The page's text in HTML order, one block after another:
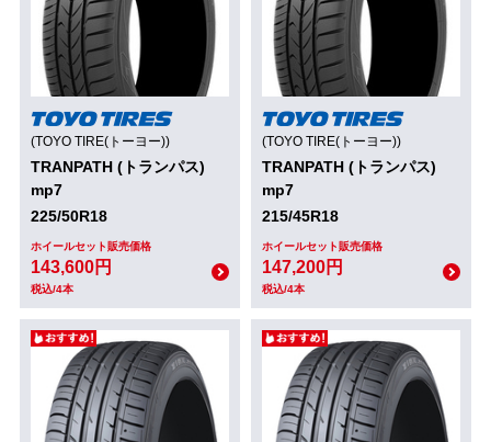
(TOYO TIRE(トーヨー))
TRANPATH (トランパス)
mp7
225/50R18
ホイールセット販売価格
143,600円
税込/4本
(TOYO TIRE(トーヨー))
TRANPATH (トランパス)
mp7
215/45R18
ホイールセット販売価格
147,200円
税込/4本